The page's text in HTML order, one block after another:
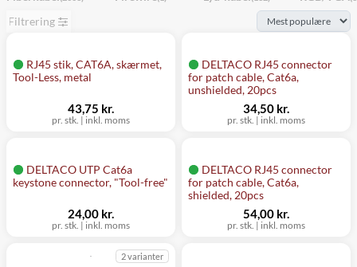
Filtrering
RJ45 stik, CAT6A, skærmet,
Tool-Less, metal
pr. stk. | inkl. moms
43,75 kr.
DELTACO RJ45 connector
for patch cable, Cat6a,
unshielded, 20pcs
pr. stk. | inkl. moms
34,50 kr.
DELTACO UTP Cat6a
keystone connector, "Tool-free"
pr. stk. | inkl. moms
24,00 kr.
DELTACO RJ45 connector
for patch cable, Cat6a,
shielded, 20pcs
pr. stk. | inkl. moms
54,00 kr.
2 varianter